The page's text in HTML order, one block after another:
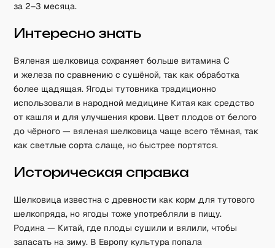
за 2–3 месяца.
Интересно знать
Вяленая шелковица сохраняет больше витамина C
и железа по сравнению с сушёной, так как обработка
более щадящая. Ягоды тутовника традиционно
использовали в народной медицине Китая как средство
от кашля и для улучшения крови. Цвет плодов от белого
до чёрного — вяленая шелковица чаще всего тёмная, так
как светлые сорта слаще, но быстрее портятся.
Историческая справка
Шелковица известна с древности как корм для тутового
шелкопряда, но ягоды тоже употребляли в пищу.
Родина — Китай, где плоды сушили и вялили, чтобы
запасать на зиму. В Европу культура попала